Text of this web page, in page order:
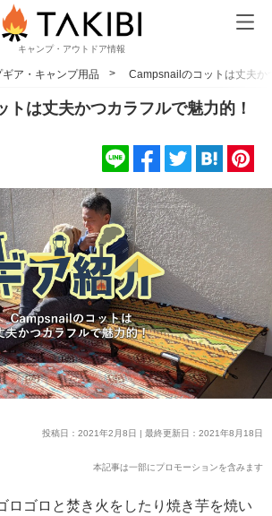
キャンプ・アウトドア情報
ギア・キャンプ用品 Campsnailのコットは丈夫か
は丈夫かつカラフルで魅力的！
投稿日：2021年2月8日 | 最終更新日：2021年8月18日
本記事は一部にプロモーションを含みます
ロゴロと焚き火をしたり焼き芋を焼い